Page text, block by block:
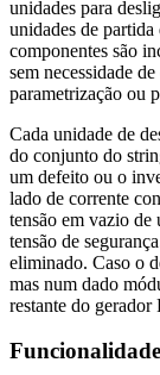
unidades para
unidades de partida
componentes são
sem necessidade
parametrização ou
Cada unidade de
do conjunto do
um defeito ou o
lado de corrente
tensão em vazio
tensão de
eliminado. Caso o
mas num dado
restante do